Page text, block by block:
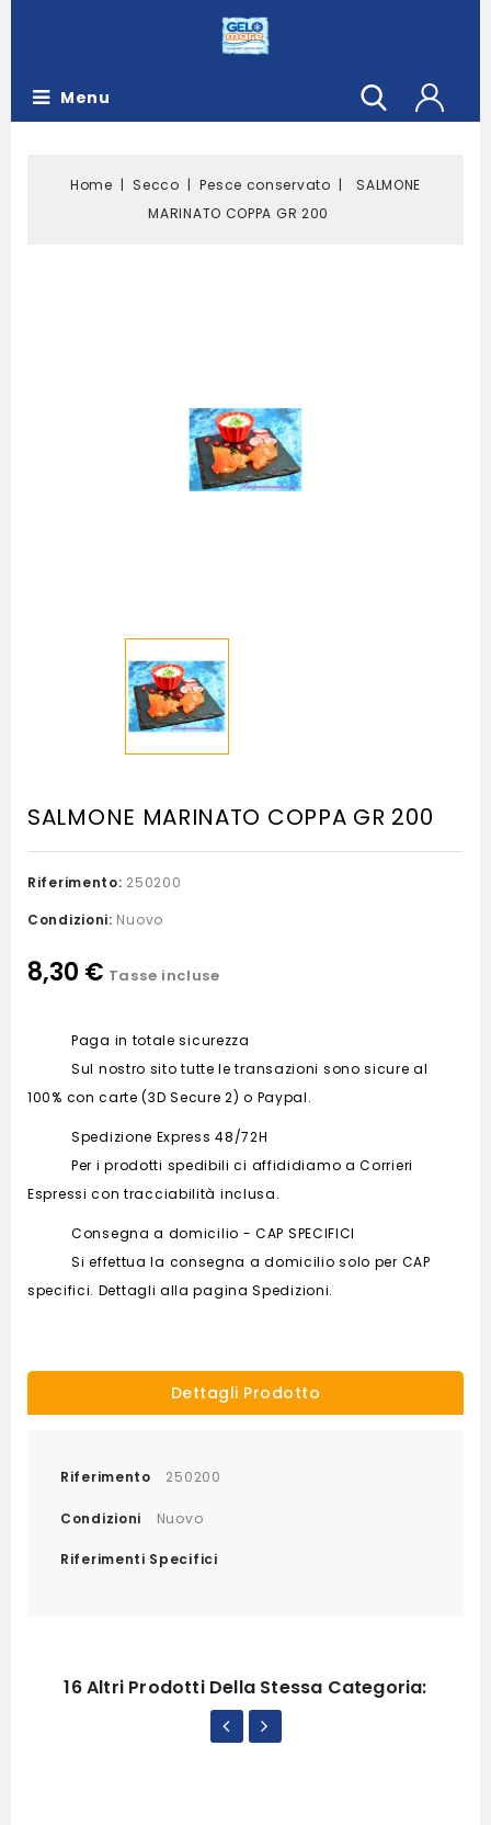
Menu
Home Secco Pesce conservato
SALMONE
MARINATO COPPA GR 200
SALMONE MARINATO COPPA GR 200
Riferimento: 250200
Condizioni: Nuovo
8,30 € Tasse incluse
Paga in totale sicurezza
Sul nostro sito tutte le transazioni sono sicure al
100% con carte (3D Secure 2) o Paypal.
Spedizione Express 48/72H
Per i prodotti spedibili ci affididiamo a Corrieri
Espressi con tracciabilità inclusa.
Consegna a domicilio - CAP SPECIFICI
Si effettua la consegna a domicilio solo per CAP
specifici. Dettagli alla pagina Spedizioni.
Dettagli Prodotto
Riferimento 250200
Condizioni Nuovo
Riferimenti Specifici
16 Altri Prodotti Della Stessa Categoria: